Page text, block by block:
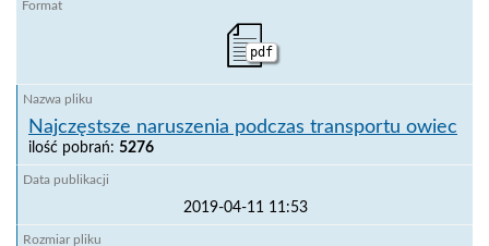
pdf
Najczęstsze naruszenia podczas transportu owiec
ilość pobrań: 5276
2019-04-11 11:53